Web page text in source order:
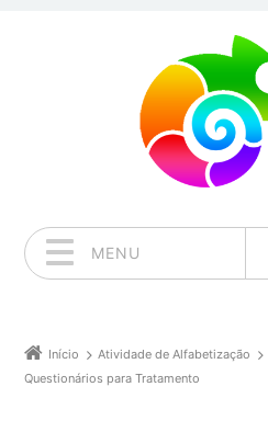
MENU
Início Atividade de Alfabetização
Questionários para Tratamento